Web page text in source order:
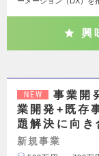
興
NEW
事業開
業開発+既存
題解決に向き
新規事業